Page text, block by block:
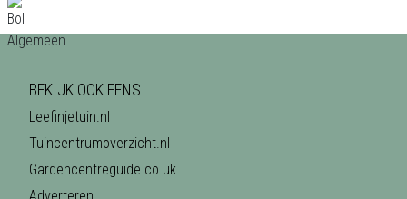
BEKIJK OOK EENS
Leefinjetuin.nl
Tuincentrumoverzicht.nl
Gardencentreguide.co.uk